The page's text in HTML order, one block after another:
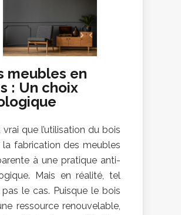
meubles en
: Un choix
vrai que l’utilisation du bois
la fabrication des meubles
à une pratique anti-
Mais en réalité, tel
pas le cas. Puisque le bois
ressource renouvelable,